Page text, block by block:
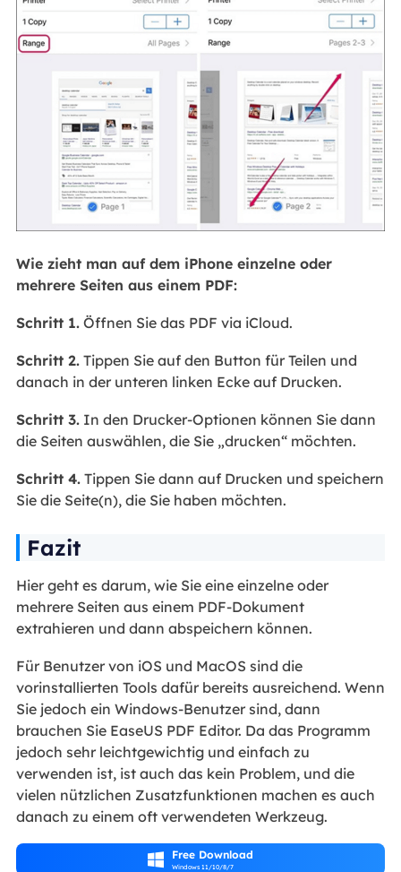
Wie zieht man auf dem iPhone einzelne oder
mehrere Seiten aus einem PDF:
Schritt 1.Öffnen Sie das PDF via iCloud.
Schritt 2.Tippen Sie auf den Button für Teilen und
danach in der unteren linken Ecke auf Drucken.
Schritt 3.In den Drucker-Optionen können Sie dann
die Seiten auswählen, die Sie „drucken“ möchten.
Schritt 4.Tippen Sie dann auf Drucken und speichern
Sie die Seite(n), die Sie haben möchten.
Fazit
Hier geht es darum, wie Sie eine einzelne oder
mehrere Seiten aus einem PDF-Dokument
extrahieren und dann abspeichern können.
Für Benutzer von iOS und MacOS sind die
vorinstallierten Tools dafür bereits ausreichend. Wenn
Sie jedoch ein Windows-Benutzer sind, dann
brauchen Sie EaseUS PDF Editor. Da das Programm
jedoch sehr leichtgewichtig und einfach zu
verwenden ist, ist auch das kein Problem, und die
vielen nützlichen Zusatzfunktionen machen es auch
danach zu einem oft verwendeten Werkzeug.
 Free Download
Windows 11/10/8/7